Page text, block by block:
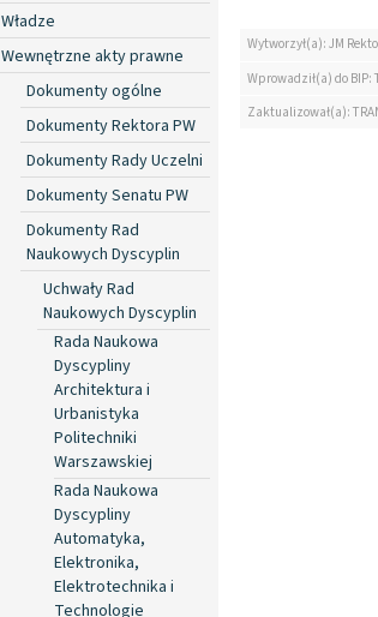
Władze
Wewnętrzne akty prawne
Dokumenty ogólne
Dokumenty Rektora PW
Dokumenty Rady Uczelni
Dokumenty Senatu PW
Dokumenty Rad
Naukowych Dyscyplin
Uchwały Rad
Naukowych Dyscyplin
Rada Naukowa
Dyscypliny
Architektura i
Urbanistyka
Politechniki
Warszawskiej
Rada Naukowa
Dyscypliny
Automatyka,
Elektronika,
Elektrotechnika i
Technologie
Wytworzył(a): JM
Wprowadził(a) do BIP:
Zaktualizował(a):